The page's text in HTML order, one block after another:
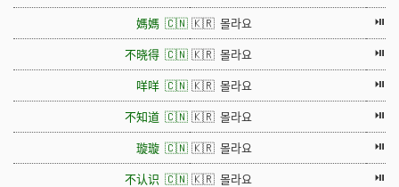
媽媽 🇨🇳 🇰🇷 몰라요 ⏯
不晓得 🇨🇳 🇰🇷 몰라요 ⏯
咩咩 🇨🇳 🇰🇷 몰라요 ⏯
不知道 🇨🇳 🇰🇷 몰라요 ⏯
璇璇 🇨🇳 🇰🇷 몰라요 ⏯
不认识 🇨🇳 🇰🇷 몰라요 ⏯